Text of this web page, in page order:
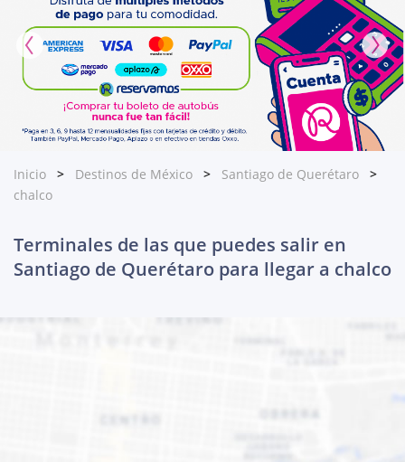
Inicio Destinos de México
Santiago de Querétaro
chalco
Terminales de las que puedes salir en
Santiago de Querétaro para llegar a chalco